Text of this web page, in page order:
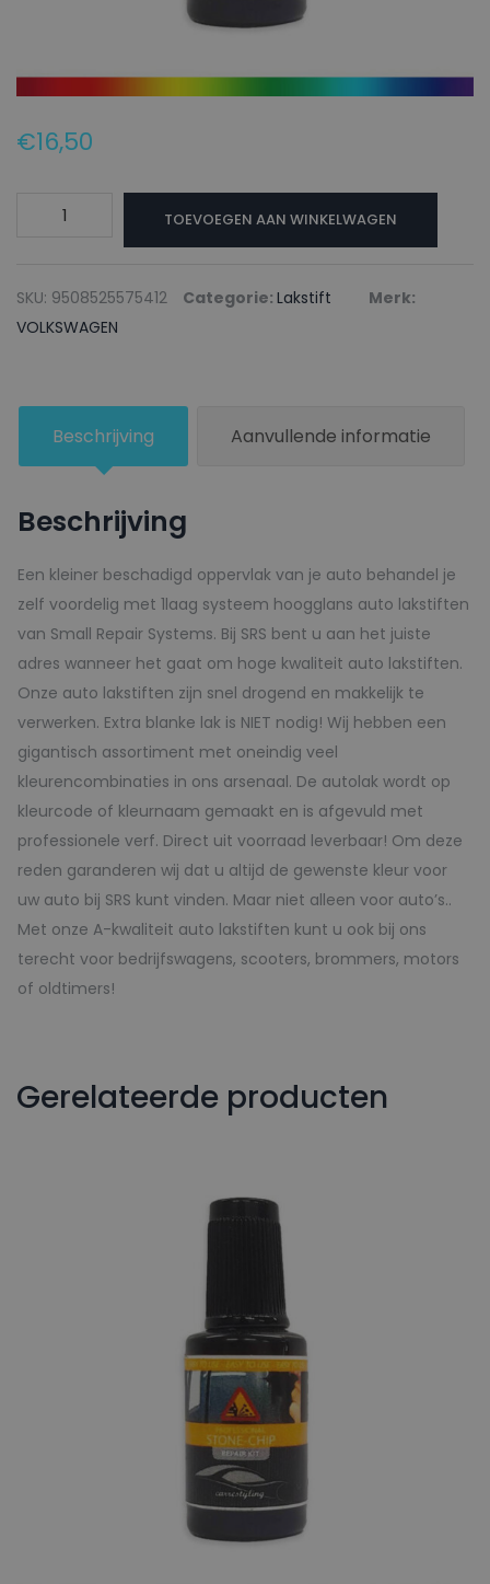
€16,50
VOLKSWAGEN
JADEBEIGE
-
TOEVOEGEN AAN WINKELWAGEN
SKU: 9508525575412 Categorie: Lakstift
Merk:
VOLKSWAGEN
Beschrijving Aanvullende informatie
Beschrijving
Een kleiner beschadigd oppervlak van je auto behandel je
zelf voordelig met 1laag systeem hoogglans auto lakstiften
van Small Repair Systems. Bij SRS bent u aan het juiste
adres wanneer het gaat om hoge kwaliteit auto lakstiften.
Onze auto lakstiften zijn snel drogend en makkelijk te
verwerken. Extra blanke lak is NIET nodig! Wij hebben een
gigantisch assortiment met oneindig veel
kleurencombinaties in ons arsenaal. De autolak wordt op
kleurcode of kleurnaam gemaakt en is afgevuld met
professionele verf. Direct uit voorraad leverbaar! Om deze
reden garanderen wij dat u altijd de gewenste kleur voor
uw auto bij SRS kunt vinden. Maar niet alleen voor auto’s..
Met onze A-kwaliteit auto lakstiften kunt u ook bij ons
terecht voor bedrijfswagens, scooters, brommers, motors
of oldtimers!
Gerelateerde producten